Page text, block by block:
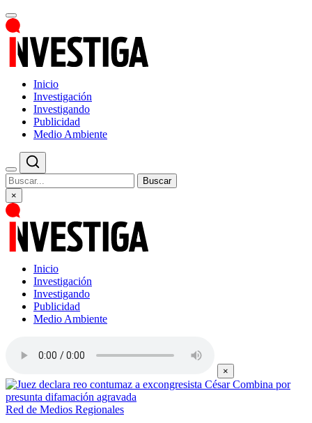
Inicio
Investigación
Investigando
Publicidad
Medio Ambiente
Buscar
×
Inicio
Investigación
Investigando
Publicidad
Medio Ambiente
×
Red de Medios Regionales